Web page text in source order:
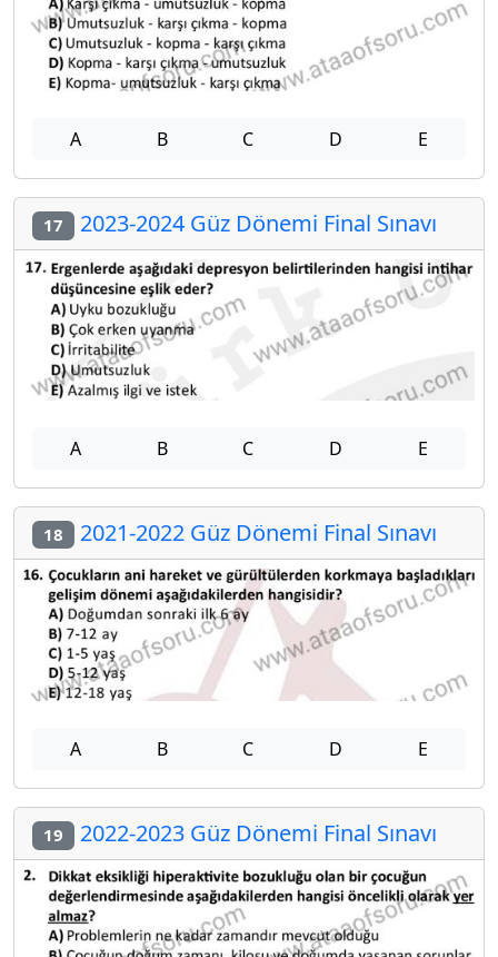
A B C D E
17 2023-2024 Güz Dönemi Final Sınavı
A B C D E
18 2021-2022 Güz Dönemi Final Sınavı
A B C D E
19 2022-2023 Güz Dönemi Final Sınavı